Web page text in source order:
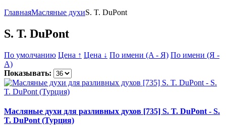
ГлавнаяМасляные духиS. T. DuPont
S. T. DuPont
По умолчанию Цена ↑ Цена ↓ По имени (A - Я) По имени (Я -
A)
Показывать:
Масляные духи для разливных духов [735] S. T. DuPont - S.
T. DuPont (Турция)